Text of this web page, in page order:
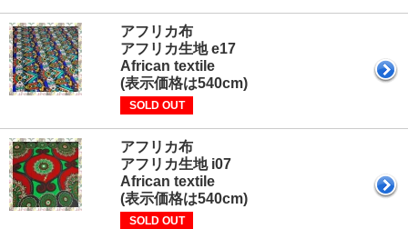
アフリカ布
アフリカ生地 e17
African textile
(表示価格は540cm)
SOLD OUT
アフリカ布
アフリカ生地 i07
African textile
(表示価格は540cm)
SOLD OUT